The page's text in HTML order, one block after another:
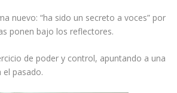
nuevo: “ha sido un secreto a voces” por
ponen bajo los reflectores.
de poder y control, apuntando a una
el pasado.